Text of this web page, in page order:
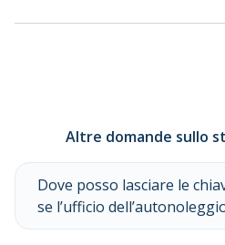
Altre domande sullo
Dove posso lasciare le
se l’ufficio